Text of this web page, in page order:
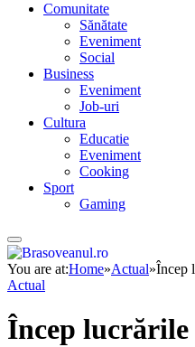
Comunitate
Sănătate
Eveniment
Social
Business
Eveniment
Job-uri
Cultura
Educatie
Eveniment
Cooking
Sport
Gaming
You are at:Home»Actual»Încep
Actual
Încep lucrările